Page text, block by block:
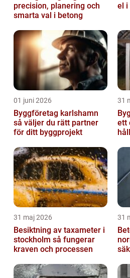
precision, planering och
smarta val i betong
el i
01 juni 2026
Byggföretag karlshamn
så väljer du rätt partner
för ditt byggprojekt
31
ett
31 maj 2026
Besiktning av taxameter i
stockholm så fungerar
kraven och processen
31